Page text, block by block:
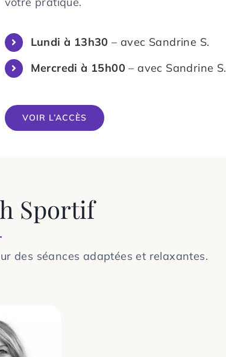
Lundi à 13h30 – avec Sandrine S.
Mercredi à 15h00 – avec Sandrine S.
VOIR L’ACCÈS
Sportif
des séances adaptées et relaxantes.